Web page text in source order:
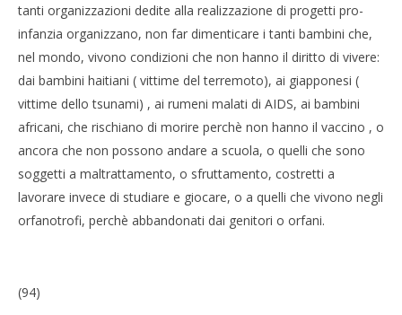
tanti organizzazioni dedite alla realizzazione di progetti pro-
infanzia organizzano, non far dimenticare i tanti bambini che,
nel mondo, vivono condizioni che non hanno il diritto di vivere:
dai bambini haitiani ( vittime del terremoto), ai giapponesi (
vittime dello tsunami) , ai rumeni malati di AIDS, ai bambini
africani, che rischiano di morire perchè non hanno il vaccino , o
ancora che non possono andare a scuola, o quelli che sono
soggetti a maltrattamento, o sfruttamento, costretti a
lavorare invece di studiare e giocare, o a quelli che vivono negli
orfanotrofi, perchè abbandonati dai genitori o orfani.
(94)